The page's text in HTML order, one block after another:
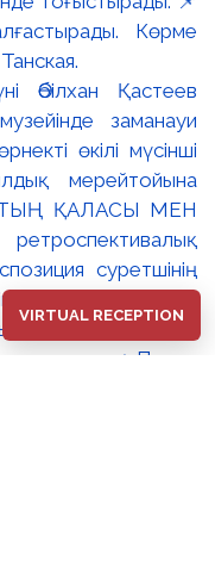
Қастеев
заманауи
өкілі мүсінші
мерейтойына
ҚАЛАСЫ МЕН
суретшінің
туындыларынан
еңбектеріне
🔸Павел
VIRTUAL RECEPTION